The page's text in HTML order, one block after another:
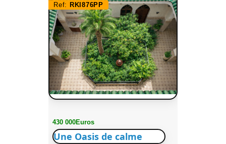
Ref: RKI876PP
430 000Euros
Une Oasis de calme